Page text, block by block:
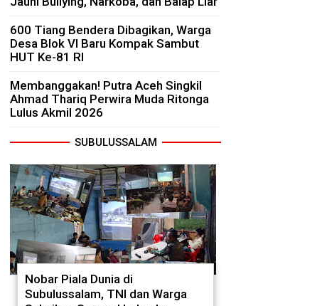
600 Tiang Bendera Dibagikan, Warga
Desa Blok VI Baru Kompak Sambut
HUT Ke-81 RI
Membanggakan! Putra Aceh Singkil
Ahmad Thariq Perwira Muda Ritonga
Lulus Akmil 2026
SUBULUSSALAM
Nobar Piala Dunia di
Subulussalam, TNI dan Warga